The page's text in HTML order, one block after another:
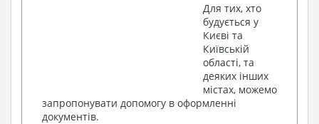
Для тих, хто
будується у
Києві та
Київській
області, та
деяких інших
містах, можемо
запропонувати допомогу в оформленні
документів.